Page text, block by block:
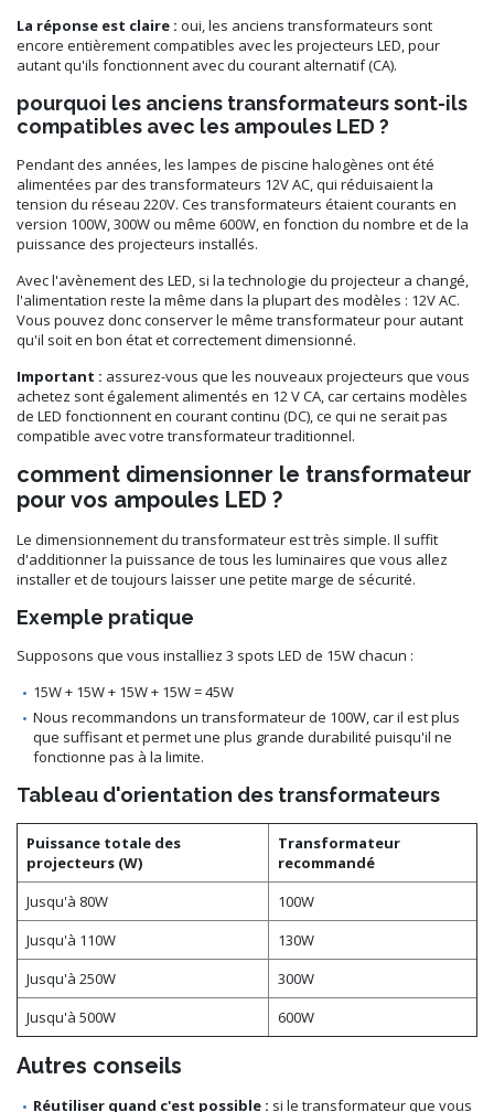
La réponse est claire : oui, les anciens transformateurs sont
encore entièrement compatibles avec les projecteurs LED, pour
autant qu'ils fonctionnent avec du courant alternatif (CA).
pourquoi les anciens transformateurs sont-ils
compatibles avec les ampoules LED ?
Pendant des années, les lampes de piscine halogènes ont été
alimentées par des transformateurs 12V AC, qui réduisaient la
tension du réseau 220V. Ces transformateurs étaient courants en
version 100W, 300W ou même 600W, en fonction du nombre et de la
puissance des projecteurs installés.
Avec l'avènement des LED, si la technologie du projecteur a changé,
l'alimentation reste la même dans la plupart des modèles : 12V AC.
Vous pouvez donc conserver le même transformateur pour autant
qu'il soit en bon état et correctement dimensionné.
Important : assurez-vous que les nouveaux projecteurs que vous
achetez sont également alimentés en 12 V CA, car certains modèles
de LED fonctionnent en courant continu (DC), ce qui ne serait pas
compatible avec votre transformateur traditionnel.
comment dimensionner le transformateur
pour vos ampoules LED ?
Le dimensionnement du transformateur est très simple. Il suffit
d'additionner la puissance de tous les luminaires que vous allez
installer et de toujours laisser une petite marge de sécurité.
Exemple pratique
Supposons que vous installiez 3 spots LED de 15W chacun :
15W + 15W + 15W + 15W = 45W
Nous recommandons un transformateur de 100W, car il est plus
que suffisant et permet une plus grande durabilité puisqu'il ne
fonctionne pas à la limite.
Tableau d'orientation des transformateurs
Puissance totale des
projecteurs (W)
Transformateur
recommandé
Jusqu'à 80W
100W
Jusqu'à 110W
130W
Jusqu'à 250W
300W
Jusqu'à 500W
600W
Autres conseils
Réutiliser quand c'est possible : si le transformateur que vous